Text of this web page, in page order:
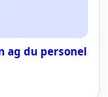
ag du personel